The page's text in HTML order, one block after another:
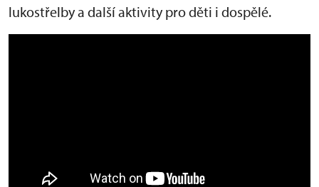
lukostřelby a další aktivity pro děti i dospělé.